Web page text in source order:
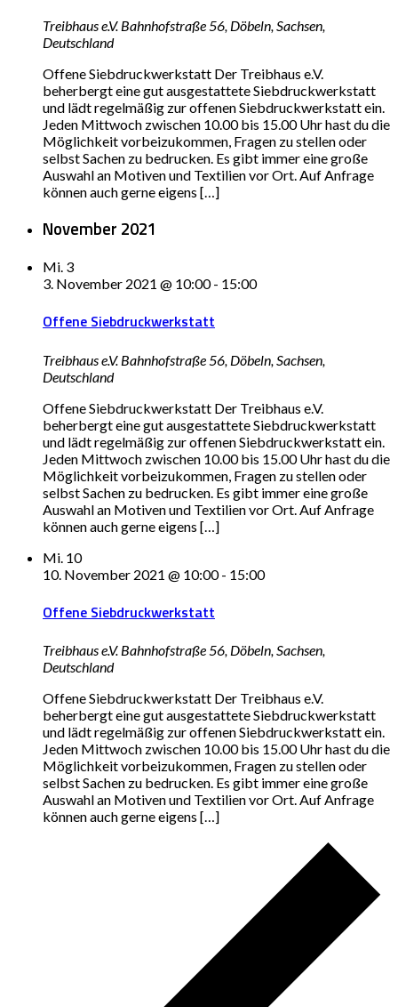
Treibhaus e.V. Bahnhofstraße 56, Döbeln, Sachsen,
Deutschland
Offene Siebdruckwerkstatt Der Treibhaus e.V.
beherbergt eine gut ausgestattete Siebdruckwerkstatt
und lädt regelmäßig zur offenen Siebdruckwerkstatt ein.
Jeden Mittwoch zwischen 10.00 bis 15.00 Uhr hast du die
Möglichkeit vorbeizukommen, Fragen zu stellen oder
selbst Sachen zu bedrucken. Es gibt immer eine große
Auswahl an Motiven und Textilien vor Ort. Auf Anfrage
können auch gerne eigens […]
November 2021
Mi. 3
3. November 2021 @ 10:00- 15:00
Offene Siebdruckwerkstatt
Treibhaus e.V. Bahnhofstraße 56, Döbeln, Sachsen,
Deutschland
Offene Siebdruckwerkstatt Der Treibhaus e.V.
beherbergt eine gut ausgestattete Siebdruckwerkstatt
und lädt regelmäßig zur offenen Siebdruckwerkstatt ein.
Jeden Mittwoch zwischen 10.00 bis 15.00 Uhr hast du die
Möglichkeit vorbeizukommen, Fragen zu stellen oder
selbst Sachen zu bedrucken. Es gibt immer eine große
Auswahl an Motiven und Textilien vor Ort. Auf Anfrage
können auch gerne eigens […]
Mi. 10
10. November 2021 @ 10:00- 15:00
Offene Siebdruckwerkstatt
Treibhaus e.V. Bahnhofstraße 56, Döbeln, Sachsen,
Deutschland
Offene Siebdruckwerkstatt Der Treibhaus e.V.
beherbergt eine gut ausgestattete Siebdruckwerkstatt
und lädt regelmäßig zur offenen Siebdruckwerkstatt ein.
Jeden Mittwoch zwischen 10.00 bis 15.00 Uhr hast du die
Möglichkeit vorbeizukommen, Fragen zu stellen oder
selbst Sachen zu bedrucken. Es gibt immer eine große
Auswahl an Motiven und Textilien vor Ort. Auf Anfrage
können auch gerne eigens […]